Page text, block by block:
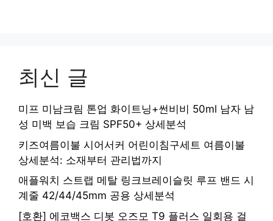
최신 글
미프 미남크림 톤업 화이트닝+썬비비 50ml 남자 남
성 미백 보습 크림 SPF50+ 상세분석
키즈여름이불 시어서커 어린이침구세트 여름이불
상세분석: 소재부터 관리법까지
애플워치 스트랩 메탈 링크브레이슬릿 루프 밴드 시
계줄 42/44/45mm 공용 상세분석
[호환] 에코백스 디봇 오즈모 T9 플러스 일회용 걸